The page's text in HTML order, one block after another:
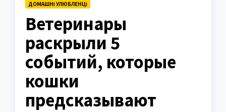
ДОМАШНІ УЛЮБЛЕНЦІ
Ветеринары
раскрыли 5
событий, которые
кошки
предсказывают